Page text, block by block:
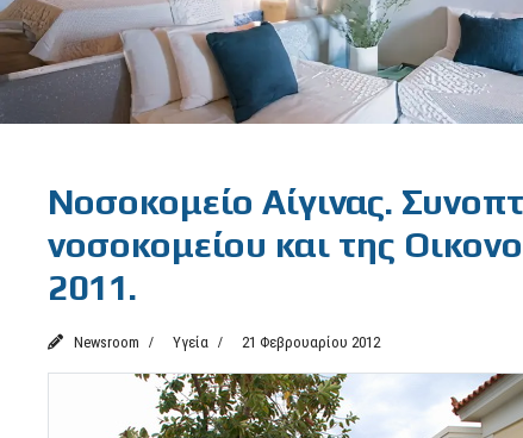
Νοσοκομείο Αίγινας.
νοσοκομείου και της
2011.
Newsroom Υγεία 21 Φεβρουαρίου 2012